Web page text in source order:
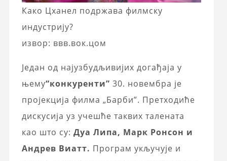
Како Цханел подржава филмску
индустрију?
извор: ввв.вок.цом
Један од најузбудљивијих догађаја у
њему“конкуренти” 30. новембра је
пројекција филма „Барби”. Претходиће
дискусија уз учешће таквих талената
као што су: Дуа Липа, Марк Ронсон и
Андрев Виатт. Програм укључује и